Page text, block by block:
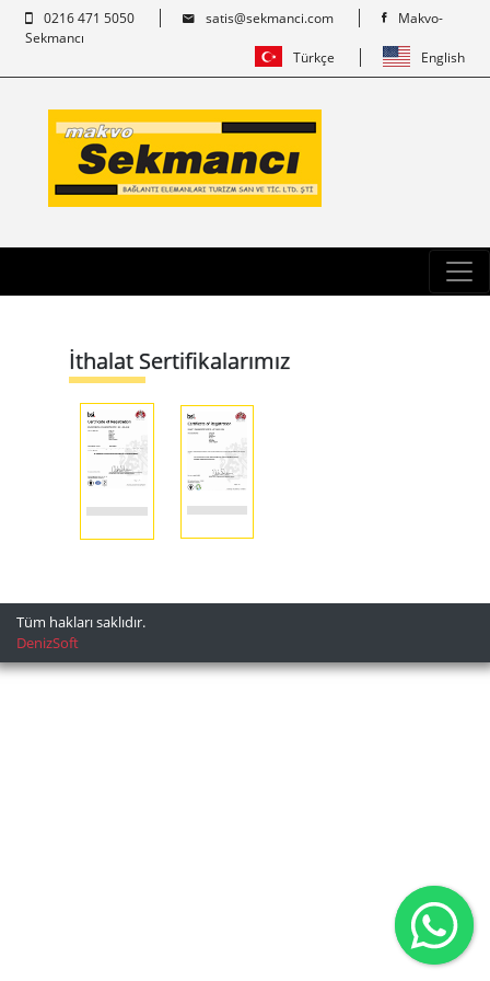
0216 471 5050 satis@sekmanci.com
Makvo-
Sekmancı
Türkçe
English
İthalat Sertifikalarımız
Tüm hakları saklıdır.
DenizSoft